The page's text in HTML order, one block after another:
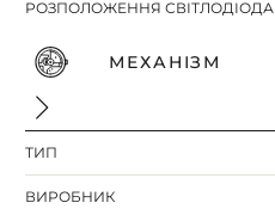
РОЗПОЛОЖЕННЯ СВІТЛОДІОДА
МЕХАНІЗМ
ТИП
ВИРОБНИК